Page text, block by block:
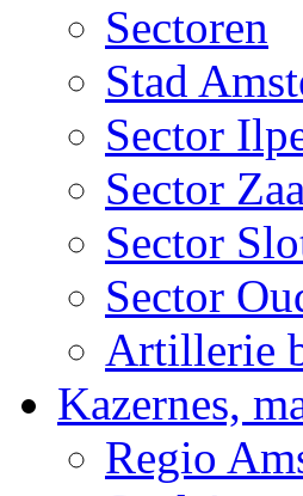
Sectoren
Stad
Sector
Sector
Sector
Sector
Artillerie
Kazernes,
Regio